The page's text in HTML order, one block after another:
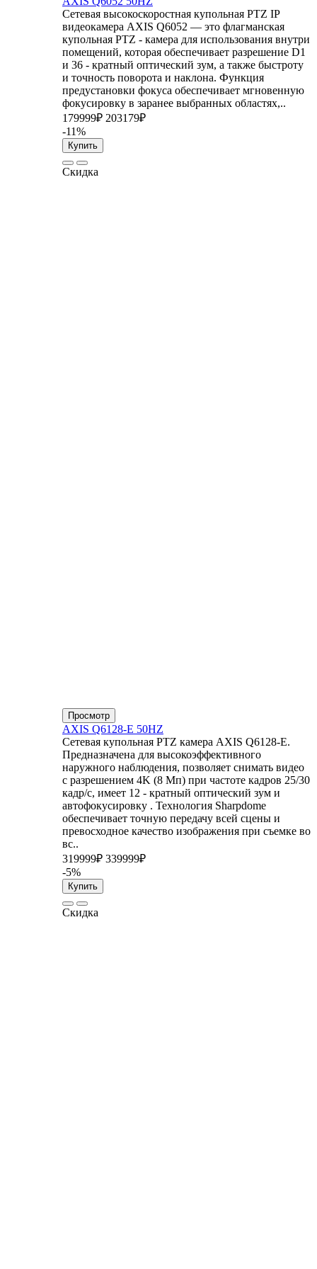
Сетевая высокоскоростная купольная PTZ IP
видеокамера AXIS Q6052 — это флагманская
купольная PTZ - камера для использования внутри
помещений, которая обеспечивает разрешение D1
и 36 - кратный оптический зум, а также быстроту
и точность поворота и наклона. Функция
предустановки фокуса обеспечивает мгновенную
фокусировку в заранее выбранных областях,..
179999₽ 203179₽
-11%
Купить
Скидка
Просмотр
AXIS Q6128-E 50HZ
Сетевая купольная PTZ камера AXIS Q6128-E.
Предназначена для высокоэффективного
наружного наблюдения, позволяет снимать видео
с разрешением 4K (8 Мп) при частоте кадров 25/30
кадр/с, имеет 12 - кратный оптический зум и
автофокусировку . Технология Sharpdome
обеспечивает точную передачу всей сцены и
превосходное качество изображения при съемке во
вс..
319999₽ 339999₽
-5%
Купить
Скидка